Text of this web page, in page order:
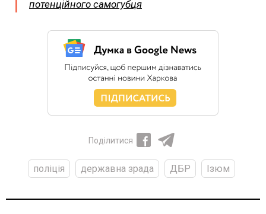
потенційного самогубця
Поділитися
поліція державна зрада ДБР Ізюм